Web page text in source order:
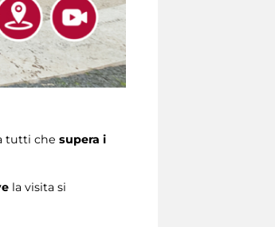
tutti che supera i
la visita si